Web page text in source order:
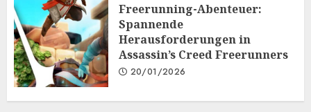
Freerunning-Abenteuer:
Spannende
Herausforderungen in
Assassin’s Creed Freerunners
20/01/2026